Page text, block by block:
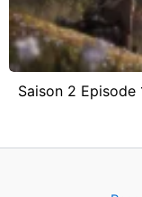
Saison 2 Episode